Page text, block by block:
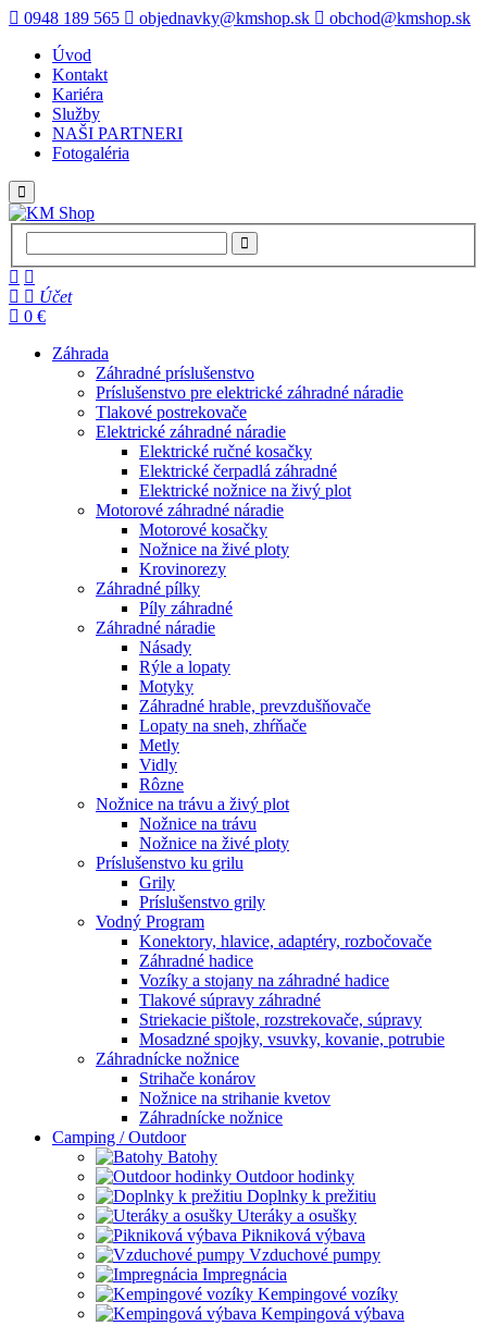
0948 189 565 objednavky@kmshop.sk
obchod@kmshop.sk
Úvod
Kontakt
Kariéra
Služby
NAŠI PARTNERI
Fotogaléria
Účet
0 €
Záhrada
Záhradné príslušenstvo
Príslušenstvo pre elektrické záhradné náradie
Tlakové postrekovače
Elektrické záhradné náradie
Elektrické ručné kosačky
Elektrické čerpadlá záhradné
Elektrické nožnice na živý plot
Motorové záhradné náradie
Motorové kosačky
Nožnice na živé ploty
Krovinorezy
Záhradné pílky
Píly záhradné
Záhradné náradie
Násady
Rýle a lopaty
Motyky
Záhradné hrable, prevzdušňovače
Lopaty na sneh, zhŕňače
Metly
Vidly
Rôzne
Nožnice na trávu a živý plot
Nožnice na trávu
Nožnice na živé ploty
Príslušenstvo ku grilu
Grily
Príslušenstvo grily
Vodný Program
Konektory, hlavice, adaptéry, rozbočovače
Záhradné hadice
Vozíky a stojany na záhradné hadice
Tlakové súpravy záhradné
Striekacie pištole, rozstrekovače, súpravy
Mosadzné spojky, vsuvky, kovanie, potrubie
Záhradnícke nožnice
Strihače konárov
Nožnice na strihanie kvetov
Záhradnícke nožnice
Camping / Outdoor
Batohy
Outdoor hodinky
Doplnky k prežitiu
Uteráky a osušky
Pikniková výbava
Vzduchové pumpy
Impregnácia
Kempingové vozíky
Kempingová výbava